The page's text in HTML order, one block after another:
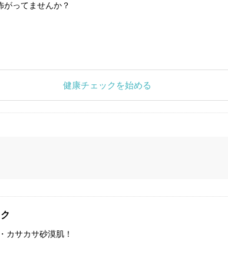
がってませんか？
健康チェックを始める
カサカサ砂漠肌！